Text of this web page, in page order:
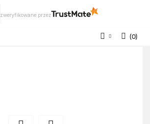
zweryfikowane przez
(0)